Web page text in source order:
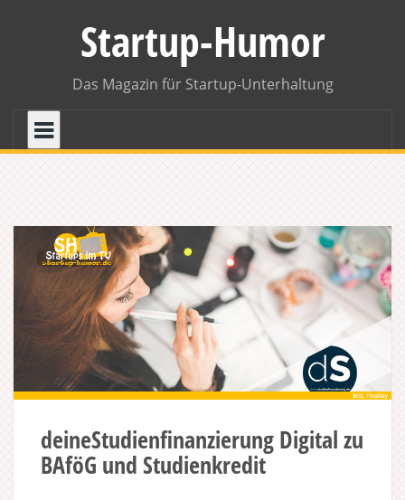
Startup-Humor
Das Magazin für Startup-Unterhaltung
deineStudienfinanzierung Digital zu
BAföG und Studienkredit